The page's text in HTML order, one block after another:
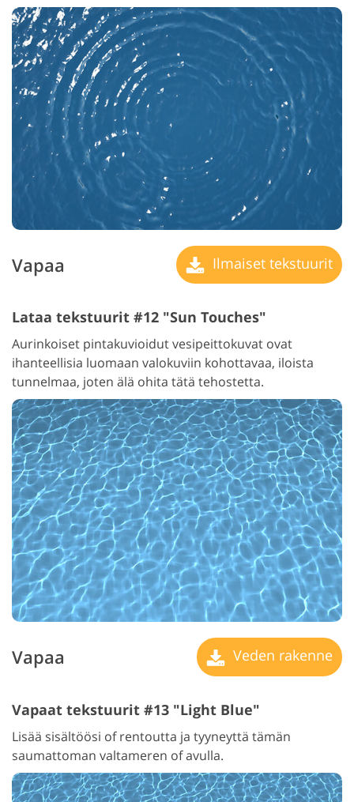
Vapaa Ilmaiset tekstuurit
Lataa tekstuurit #12 "Sun Touches"
Aurinkoiset pintakuvioidut vesipeittokuvat ovat
ihanteellisia luomaan valokuviin kohottavaa, iloista
tunnelmaa, joten älä ohita tätä tehostetta.
Vapaa Veden rakenne
Vapaat tekstuurit #13 "Light Blue"
Lisää sisältöösi of rentoutta ja tyyneyttä tämän
saumattoman valtameren of avulla.